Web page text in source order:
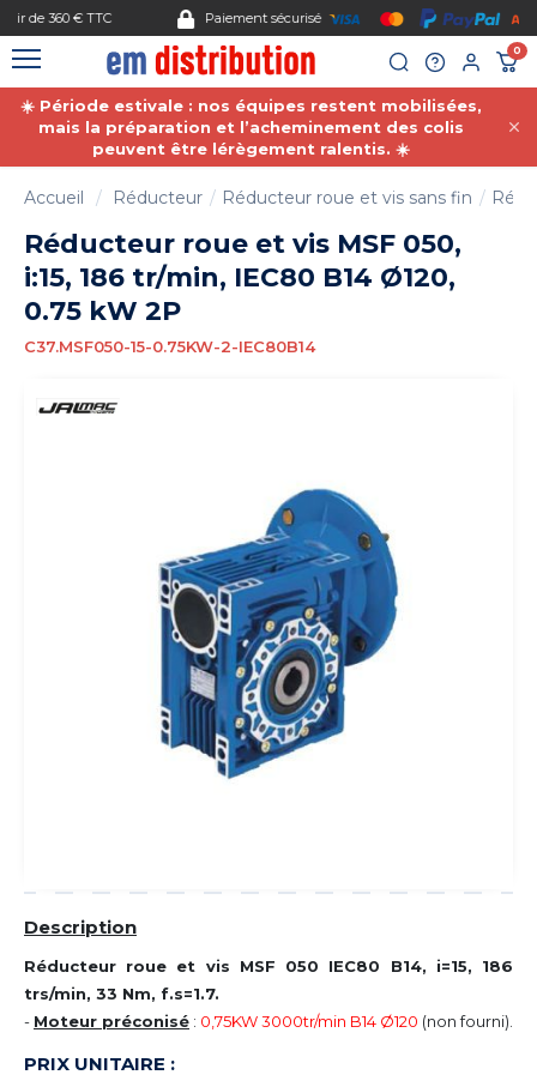
Paiement sécurisé
0
☀️ Période estivale : nos équipes restent mobilisées,
mais la préparation et l’acheminement des colis
peuvent être lérègement ralentis. ☀️
Accueil Réducteur Réducteur roue et vis sans fin
Réducteur roue et vis MSF 050,
i:15, 186 tr/min, IEC80 B14 Ø120,
0.75 kW 2P
C37.MSF050-15-0.75KW-2-IEC80B14
Description
Réducteur roue et vis MSF 050 IEC80 B14, i=15, 186
trs/min, 33 Nm, f.s=1.7.
- Moteur préconisé : 0,75KW 3000tr/min B14 Ø120 (non fourni).
PRIX UNITAIRE :
Gestion des cookies